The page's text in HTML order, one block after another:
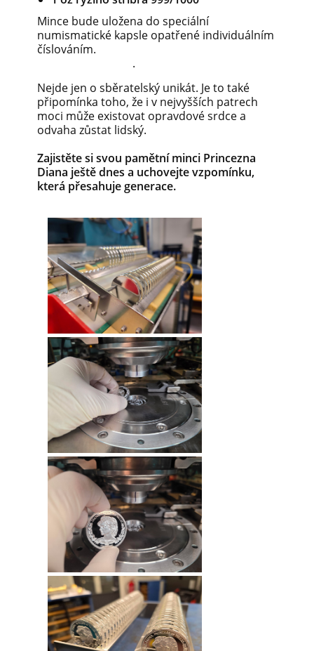
Mince bude uložena do speciální
numismatické kapsle opatřené individuálním
číslováním.
.
Nejde jen o sběratelský unikát. Je to také
připomínka toho, že i v nejvyšších patrech
moci může existovat opravdové srdce a
odvaha zůstat lidský.
Zajistěte si svou pamětní minci Princezna
Diana ještě dnes a uchovejte vzpomínku,
která přesahuje generace.